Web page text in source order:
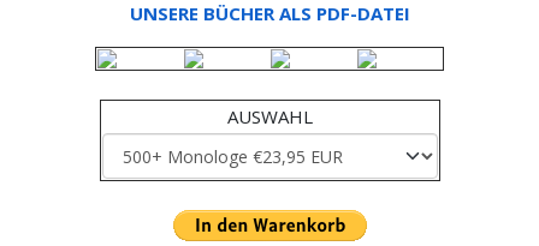
UNSERE BÜCHER ALS PDF-DATEI
AUSWAHL